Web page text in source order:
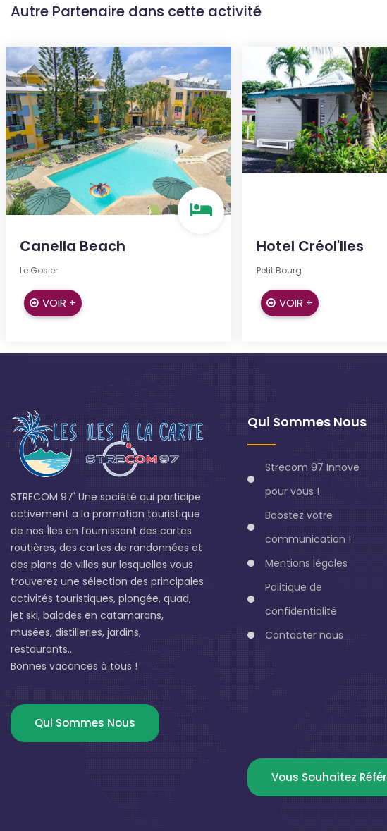
Autre Partenaire dans cette activité
Canella Beach
Le Gosier
VOIR +
Hotel Créol'Iles
Petit Bourg
VOIR +
STRECOM 97' Une société qui participe
activement a la promotion touristique
de nos Îles en fournissant des cartes
routières, des cartes de randonnées et
des plans de villes sur lesquelles vous
trouverez une sélection des principales
activités touristiques, plongée, quad,
jet ski, balades en catamarans,
musées, distilleries, jardins,
restaurants...
Bonnes vacances à tous !
Qui Sommes Nous
Qui Sommes Nous
Strecom 97 Innove
pour vous !
Boostez votre
communication !
Mentions légales
Politique de
confidentialité
Contacter nous
Vous Souhaitez